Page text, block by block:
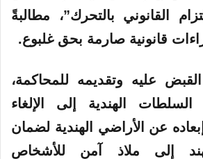
القانوني بالتحرك”، مطالبةً
قانونية صارمة بحق غلبوع.
عليه وتقديمه للمحاكمة،
الهندية إلى الإلغاء
عن الأراضي الهندية لضمان
إلى ملاذ آمن للأشخاص